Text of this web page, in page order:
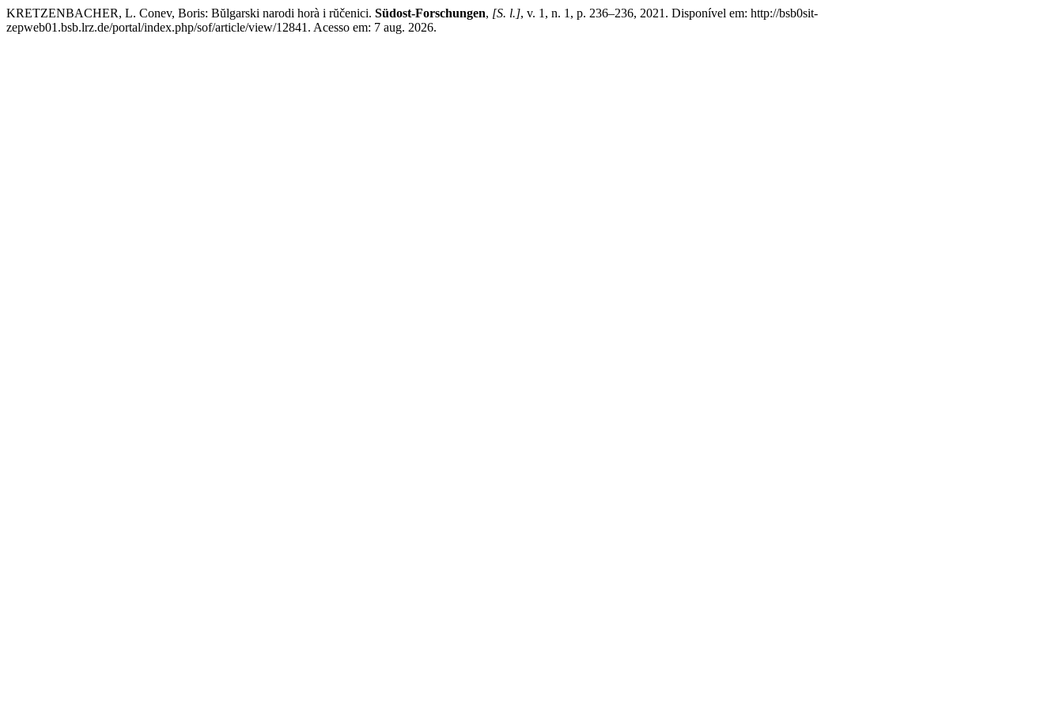
KRETZENBACHER, L. Conev, Boris: Bŭlgarski narodi horà i rŭčenici. Südost-Forschungen, [S. l.], v. 1, n. 1, p. 236–236, 2021. Disponível em: http://bsb0sit-
zepweb01.bsb.lrz.de/portal/index.php/sof/article/view/12841. Acesso em: 7 aug. 2026.